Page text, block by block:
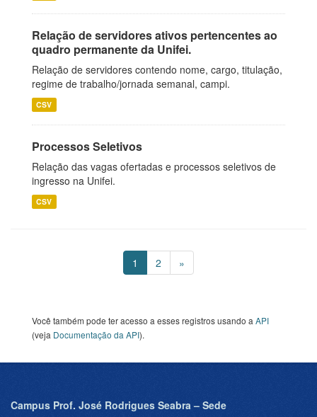
Relação de servidores ativos pertencentes ao
quadro permanente da Unifei.
Relação de servidores contendo nome, cargo, titulação,
regime de trabalho/jornada semanal, campi.
CSV
Processos Seletivos
Relação das vagas ofertadas e processos seletivos de
ingresso na Unifei.
CSV
1 2 »
Você também pode ter acesso a esses registros usando a API
(veja Documentação da API).
Campus Prof. José Rodrigues Seabra – Sede